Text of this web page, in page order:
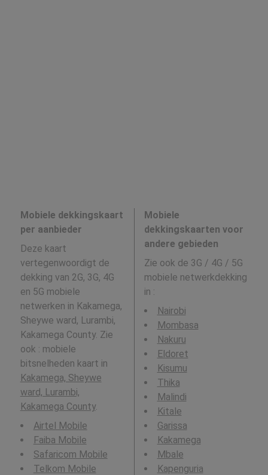
Mobiele dekkingskaart
per aanbieder
Deze kaart
vertegenwoordigt de
dekking van 2G, 3G, 4G
en 5G mobiele
netwerken in Kakamega,
Sheywe ward, Lurambi,
Kakamega County. Zie
ook : mobiele
bitsnelheden kaart in
Kakamega, Sheywe
ward, Lurambi,
Kakamega County.
Airtel Mobile
Faiba Mobile
Safaricom Mobile
Telkom Mobile
Mobiele
dekkingskaarten voor
andere gebieden
Zie ook de 3G / 4G / 5G
mobiele netwerkdekking
in :
Nairobi
Mombasa
Nakuru
Eldoret
Kisumu
Thika
Malindi
Kitale
Garissa
Kakamega
Mbale
Kapenguria